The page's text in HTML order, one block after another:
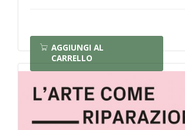
AGGIUNGI AL
CARRELLO